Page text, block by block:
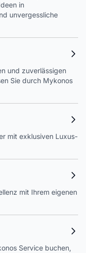
in
unvergessliche
und zuverlässigen
Sie durch Mykonos
mit exklusiven Luxus-
mit Ihrem eigenen
Service buchen,